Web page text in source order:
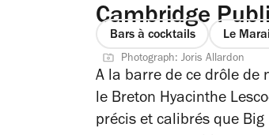
Cambridge
Bars à cocktails Le
Photograph: Joris Allardon
A la barre de ce drôle de
le Breton Hyacinthe
précis et calibrés que